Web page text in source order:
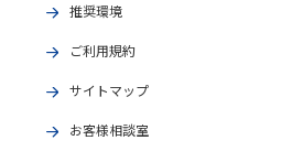
推奨環境
ご利用規約
サイトマップ
お客様相談室